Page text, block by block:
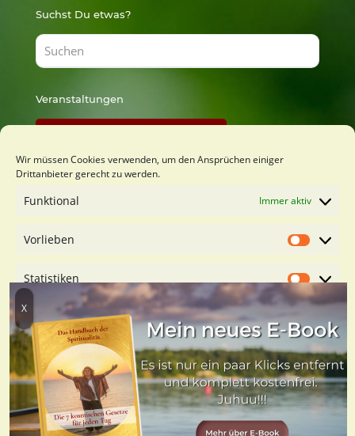
Wir müssen Cookies verwenden, um den Ansprüchen einiger
Drittanbieter gerecht zu werden.
Funktional Immer aktiv
Vorlieben Vorlieben
Statistiken
Marketing
Dienste verwalten
Cookies akzeptieren
Nur funktionale Cookies
Suchst Du etwas?
Veranstaltungen
© 2021-2026 Sabine Hochmuth ∙ LUST ZU LEBEN ∙LUST ZU
LERNEN∙LUST ZU LEHREN∙LUST ZU LAUSCHEN∙LUST ZU
LEBEN-youtube
Impressum
Cookies ∙Datenschutz